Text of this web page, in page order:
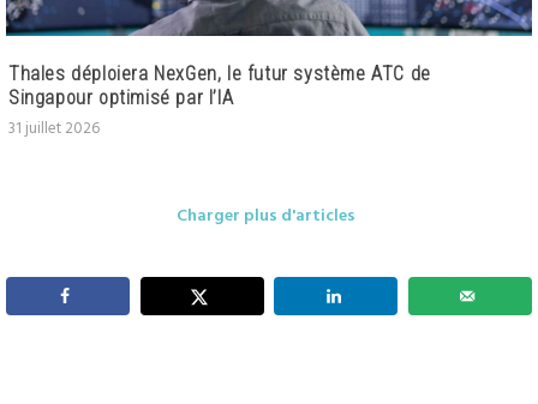
Thales déploiera NexGen, le futur système ATC de
Singapour optimisé par l’IA
31 juillet 2026
Charger plus d'articles